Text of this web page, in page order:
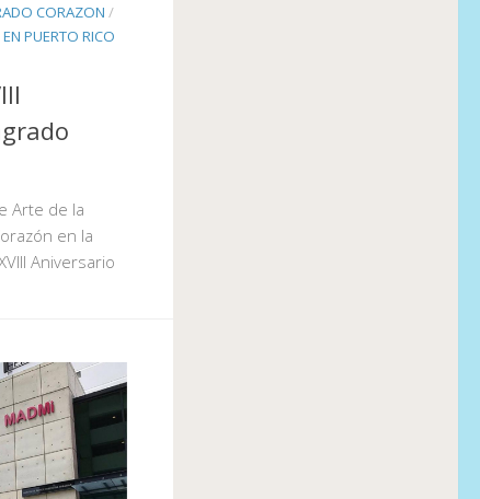
CORAZON /
PUERTO RICO
Arte de la
en la
Aniversario